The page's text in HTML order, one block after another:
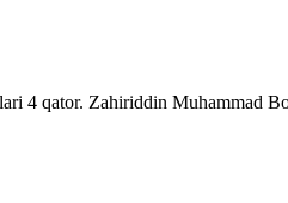
4 qator. Zahiriddin Muhammad